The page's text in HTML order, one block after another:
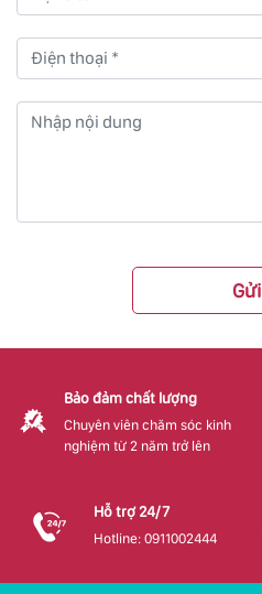
Gửi
Bảo đảm chất lượng
Chuyên viên chăm sóc kinh
nghiệm từ 2 năm trở lên
Hỗ trợ 24/7
Hotline: 0911002444